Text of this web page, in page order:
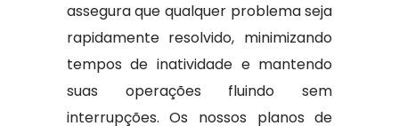
assegura que qualquer problema seja
rapidamente resolvido, minimizando
tempos de inatividade e mantendo
suas operações fluindo sem
interrupções. Os nossos planos de